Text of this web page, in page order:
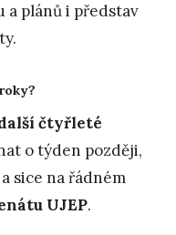
a plánů i představ
čtyřleté
o týden později,
sice na řádném
UJEP.